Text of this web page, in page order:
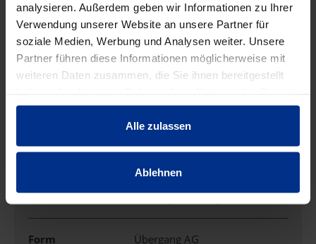
analysieren. Außerdem geben wir Informationen zu Ihrer
Verwendung unserer Website an unsere Partner für
soziale Medien, Werbung und Analysen weiter. Unsere
Partner führen diese Informationen möglicherweise mit
weiteren Daten zusammen, die Sie ihnen bereitgestellt
gesammelt haben.
Alle zulassen
Ablehnen
Ausführung Muffe/Gewinde
Außendurchmess
er
88 mm
DN Nennweite 3 "
Einsatzbereich Heizung/-kühlung
Form Übergang AG